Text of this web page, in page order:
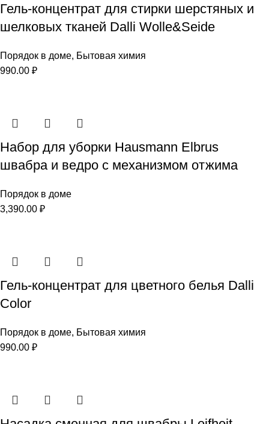
Гель-концентрат для стирки шерстяных и
шелковых тканей Dalli Wolle&Seide
Порядок в доме, Бытовая химия
990.00 ₽
Набор для уборки Hausmann Elbrus
швабра и ведро с механизмом отжима
Порядок в доме
3,390.00 ₽
Гель-концентрат для цветного белья Dalli
Color
Порядок в доме, Бытовая химия
990.00 ₽